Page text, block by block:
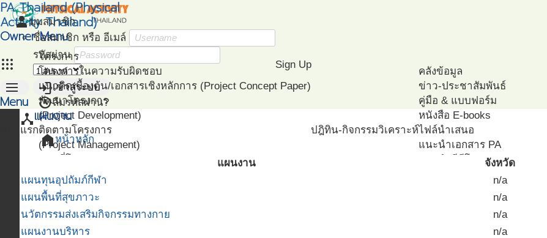
PA Thailand (Physical
Activity Thailand)
Owner Menu
apps
personมุมสมาชิก
ชื่อสมาชิก หรือ อีเมล์
รหัสผ่าน
loginเข้าสู่ระบบ
restoreลืมรหัสผ่าน?
Sign Up
menu
Menu
หน้าแรก
โครงการ
โครงการในความรับผิดชอบ
แนวคิดเบื้องต้น/เอกสารเชิงหลักการ (Project Concept Paper)
พัฒนาโครงการ
(Project Development)
ติดตามโครงการ
(Project Management)
(Project Mapping)
รายชื่อโครงการ Like
(Like Project)
ปฎิทิน-กิจกรรมวิเคราะห์
คลังข้อมูล
ข่าว-ประชาสัมพันธ์
คู่มือ & แบบฟอร์ม
หนังสือ E-books
ไฟล์นำเสนอ
แนะนำเอกสาร PA
แนะนำวีดีโอ PA
device_hubแผนงาน
homeหน้าหลัก
แผนงาน จังหวัด
แผนทุนอุปถัมภ์กีฬา
n/a
แผนพื้นที่สุขภาวะ
n/a
นวัตกรรมส่งเสริมกิจกรรมทางกาย
n/a
แผนงานบริหาร
n/a